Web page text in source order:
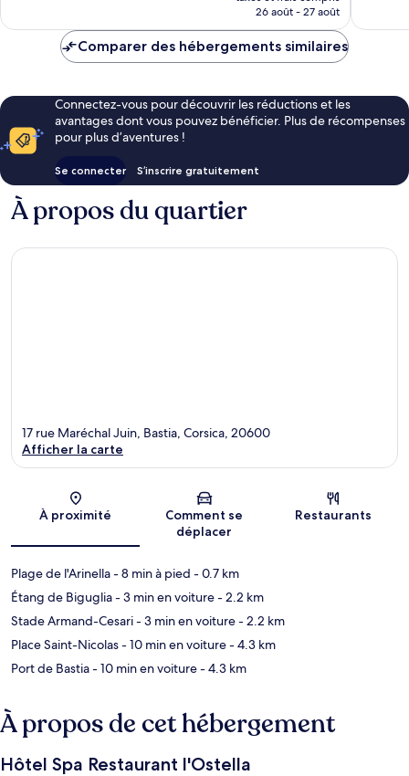
prix
de
26 août - 27 août
Comparer des hébergements similaires
Connectez-vous pour découvrir les réductions et les
avantages dont vous pouvez bénéficier. Plus de récompenses
pour plus d’aventures !
Se connecter S’inscrire gratuitement
À propos du quartier
Carte
17 rue Maréchal Juin, Bastia, Corsica, 20600
Afficher la carte
À proximité
Comment se
déplacer
Restaurants
Plage de l'Arinella- 8 min à pied - 0.7 km
Étang de Biguglia- 3 min en voiture- 2.2 km
Stade Armand-Cesari- 3 min en voiture- 2.2 km
Place Saint-Nicolas- 10 min en voiture- 4.3 km
Port de Bastia- 10 min en voiture- 4.3 km
À propos de cet hébergement
Hôtel Spa Restaurant l'Ostella